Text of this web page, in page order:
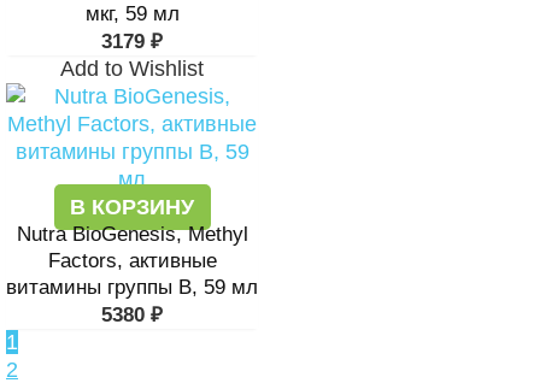
мкг, 59 мл
3179 ₽
Add to Wishlist
В КОРЗИНУ
Nutra BioGenesis, Methyl
Factors, активные
витамины группы В, 59 мл
5380 ₽
1
2